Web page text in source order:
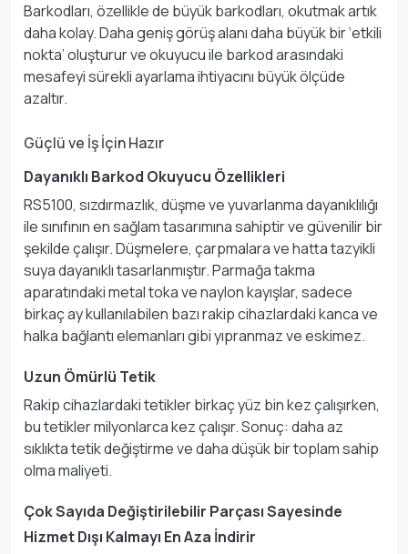
Barkodları, özellikle de büyük barkodları, okutmak artık
daha kolay. Daha geniş görüş alanı daha büyük bir ‘etkili
nokta’ oluşturur ve okuyucu ile barkod arasındaki
mesafeyi sürekli ayarlama ihtiyacını büyük ölçüde
azaltır.
Güçlü ve İş İçin Hazır
Dayanıklı Barkod Okuyucu Özellikleri
RS5100, sızdırmazlık, düşme ve yuvarlanma dayanıklılığı
ile sınıfının en sağlam tasarımına sahiptir ve güvenilir bir
şekilde çalışır. Düşmelere, çarpmalara ve hatta tazyikli
suya dayanıklı tasarlanmıştır. Parmağa takma
aparatındaki metal toka ve naylon kayışlar, sadece
birkaç ay kullanılabilen bazı rakip cihazlardaki kanca ve
halka bağlantı elemanları gibi yıpranmaz ve eskimez.
Uzun Ömürlü Tetik
Rakip cihazlardaki tetikler birkaç yüz bin kez çalışırken,
bu tetikler milyonlarca kez çalışır. Sonuç: daha az
sıklıkta tetik değiştirme ve daha düşük bir toplam sahip
olma maliyeti.
Çok Sayıda Değiştirilebilir Parçası Sayesinde
Hizmet Dışı Kalmayı En Aza İndirir